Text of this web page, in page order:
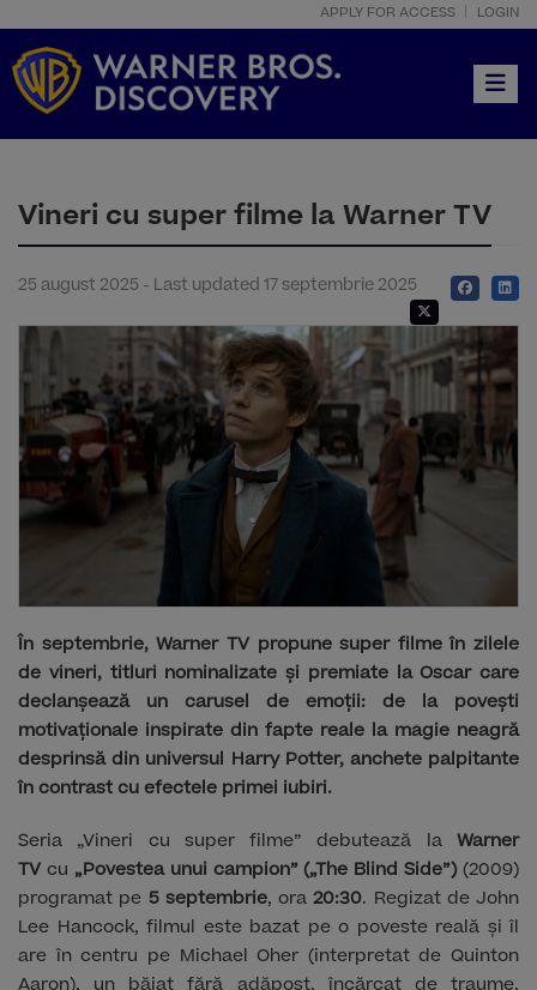
APPLY FOR ACCESS LOGIN
Vineri cu super filme la Warner TV
25 august 2025 - Last updated 17 septembrie 2025
În septembrie, Warner TV propune super filme în zilele
de vineri, titluri nominalizate și premiate la Oscar care
declanșează un carusel de emoții: de la povești
motivaționale inspirate din fapte reale la magie neagră
desprinsă din universul Harry Potter, anchete palpitante
în contrast cu efectele primei iubiri.
Seria „Vineri cu super filme” debutează la Warner
TV cu „Povestea unui campion” („The Blind Side”) (2009)
programat pe 5 septembrie, ora20:30. Regizat de John
Lee Hancock, filmul este bazat pe o poveste reală și îl
are în centru pe Michael Oher (interpretat de Quinton
Aaron), un băiat fără adăpost, încărcat de traume,